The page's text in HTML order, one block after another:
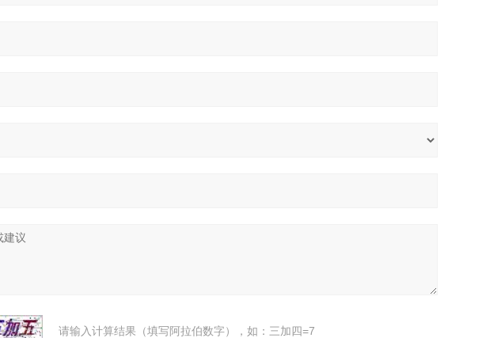
请输入计算结果（填写阿拉伯数字），如：三加四=7